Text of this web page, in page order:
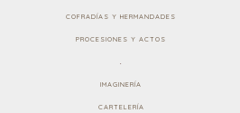
COFRADÍAS Y HERMANDADES
PROCESIONES Y ACTOS
.
IMAGINERÍA
CARTELERÍA